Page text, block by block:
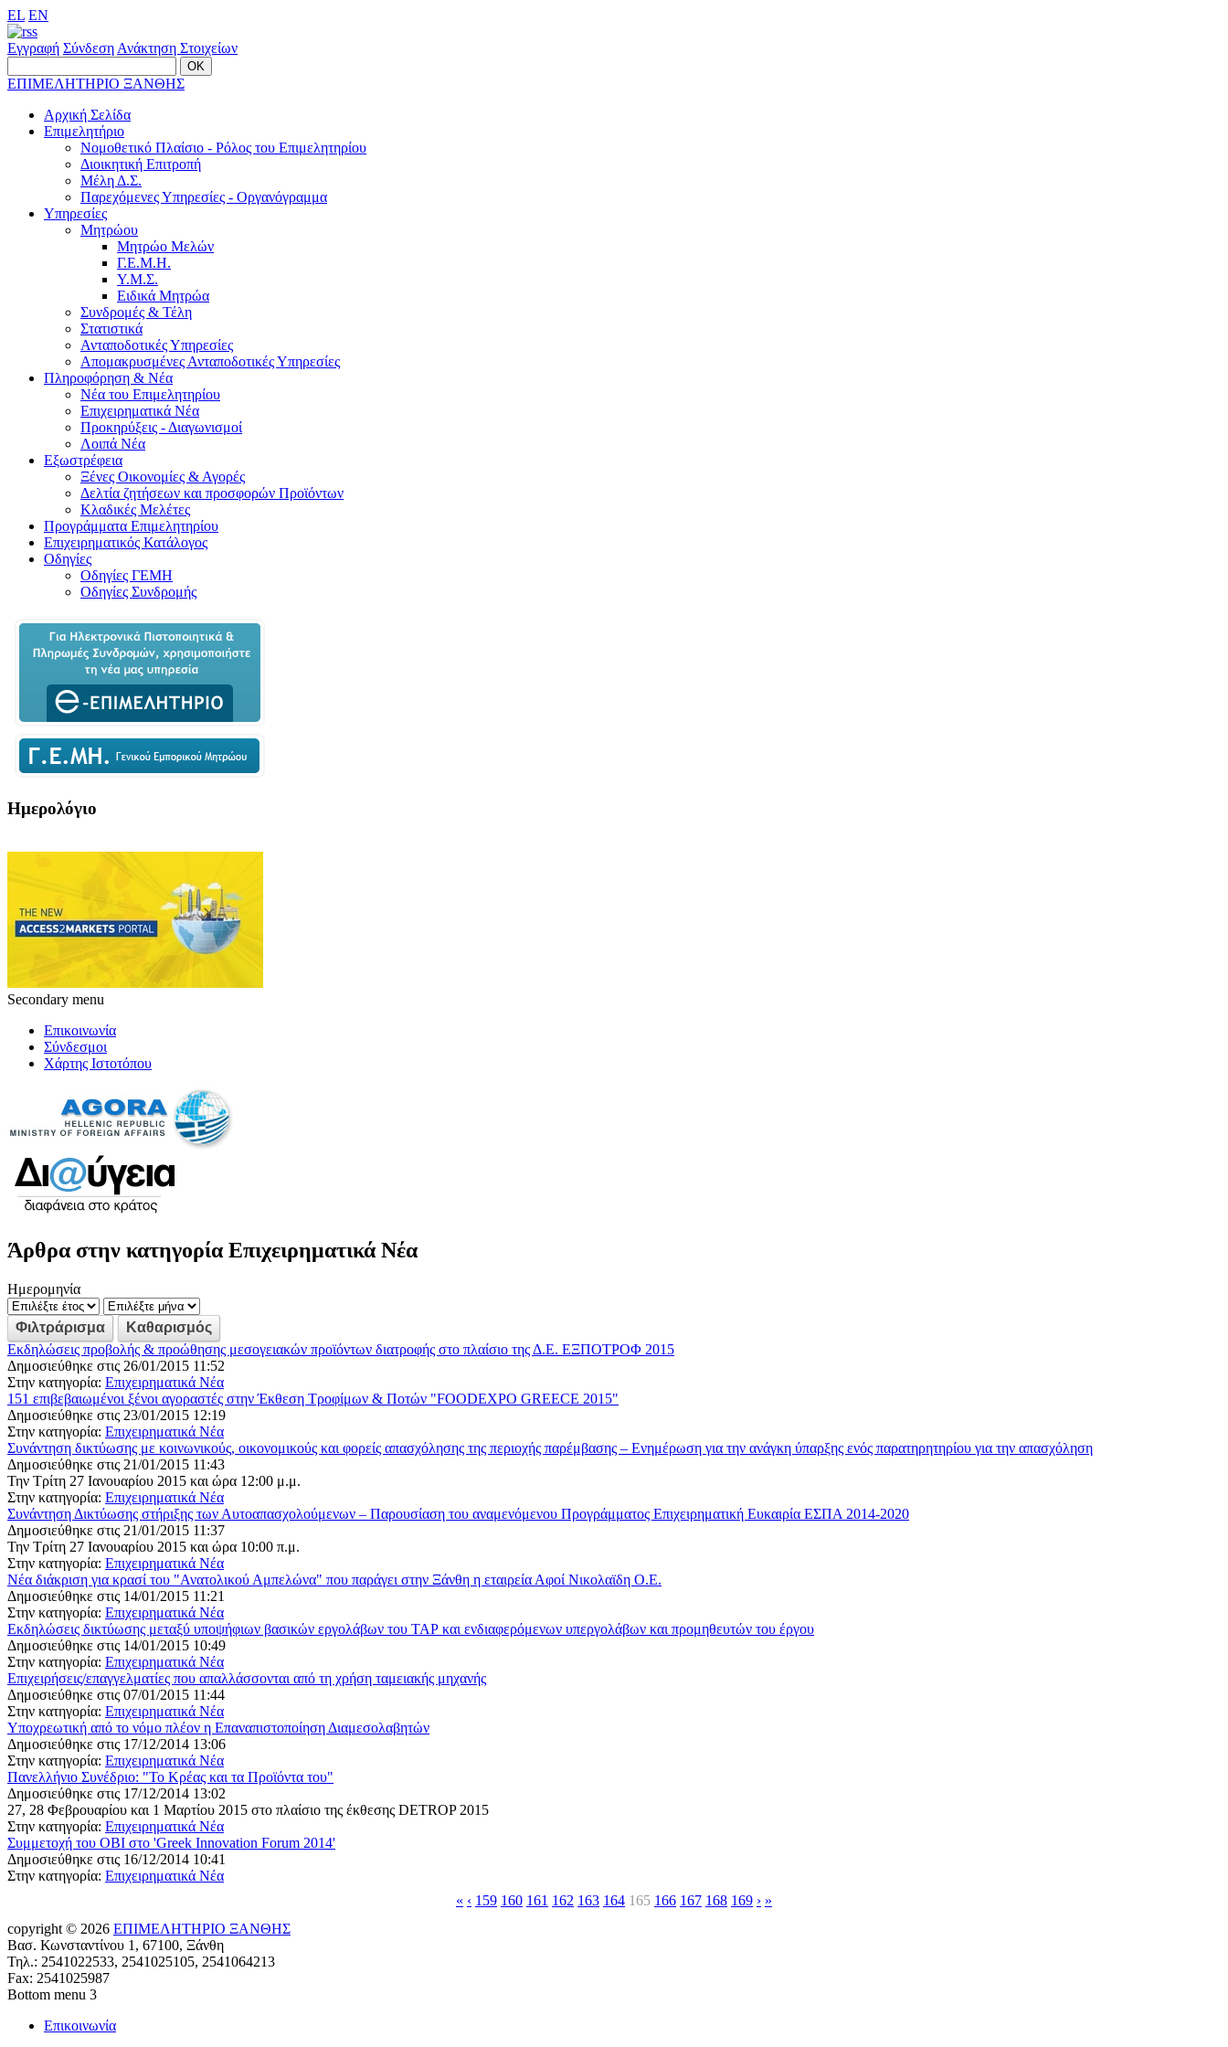
EL EN
Εγγραφή Σύνδεση Ανάκτηση Στοιχείων
ΕΠΙΜΕΛΗΤΗΡΙΟ ΞΑΝΘΗΣ
Αρχική Σελίδα
Επιμελητήριο
Νομοθετικό Πλαίσιο - Ρόλος του Επιμελητηρίου
Διοικητική Επιτροπή
Μέλη Δ.Σ.
Παρεχόμενες Υπηρεσίες - Οργανόγραμμα
Υπηρεσίες
Μητρώου
Μητρώο Μελών
Γ.Ε.Μ.Η.
Υ.Μ.Σ.
Ειδικά Μητρώα
Συνδρομές & Τέλη
Στατιστικά
Ανταποδοτικές Υπηρεσίες
Απομακρυσμένες Ανταποδοτικές Υπηρεσίες
Πληροφόρηση & Νέα
Νέα του Επιμελητηρίου
Επιχειρηματικά Νέα
Προκηρύξεις - Διαγωνισμοί
Λοιπά Νέα
Εξωστρέφεια
Ξένες Οικονομίες & Αγορές
Δελτία ζητήσεων και προσφορών Προϊόντων
Κλαδικές Μελέτες
Προγράμματα Επιμελητηρίου
Επιχειρηματικός Κατάλογος
Οδηγίες
Οδηγίες ΓΕΜΗ
Οδηγίες Συνδρομής
Ημερολόγιο
Secondary menu
Επικοινωνία
Σύνδεσμοι
Χάρτης Ιστοτόπου
Άρθρα στην κατηγορία Επιχειρηματικά Νέα
Ημερομηνία
Εκδηλώσεις προβολής & προώθησης μεσογειακών προϊόντων διατροφής στο πλαίσιο της Δ.Ε. ΕΞΠΟΤΡΟΦ 2015
Δημοσιεύθηκε στις 26/01/2015 11:52
Στην κατηγορία: Επιχειρηματικά Νέα
151 επιβεβαιωμένοι ξένοι αγοραστές στην Έκθεση Τροφίμων & Ποτών "FOODEXPO GREECE 2015"
Δημοσιεύθηκε στις 23/01/2015 12:19
Στην κατηγορία: Επιχειρηματικά Νέα
Συνάντηση δικτύωσης με κοινωνικούς, οικονομικούς και φορείς απασχόλησης της περιοχής παρέμβασης – Ενημέρωση για την ανάγκη ύπαρξης ενός παρατηρητηρίου για την απασχόληση
Δημοσιεύθηκε στις 21/01/2015 11:43
Την Τρίτη 27 Ιανουαρίου 2015 και ώρα 12:00 μ.μ.
Στην κατηγορία: Επιχειρηματικά Νέα
Συνάντηση Δικτύωσης στήριξης των Αυτοαπασχολούμενων – Παρουσίαση του αναμενόμενου Προγράμματος Επιχειρηματική Ευκαιρία ΕΣΠΑ 2014-2020
Δημοσιεύθηκε στις 21/01/2015 11:37
Την Τρίτη 27 Ιανουαρίου 2015 και ώρα 10:00 π.μ.
Στην κατηγορία: Επιχειρηματικά Νέα
Νέα διάκριση για κρασί του "Ανατολικού Αμπελώνα" που παράγει στην Ξάνθη η εταιρεία Αφοί Νικολαϊδη Ο.Ε.
Δημοσιεύθηκε στις 14/01/2015 11:21
Στην κατηγορία: Επιχειρηματικά Νέα
Εκδηλώσεις δικτύωσης μεταξύ υποψήφιων βασικών εργολάβων του ΤΑΡ και ενδιαφερόμενων υπεργολάβων και προμηθευτών του έργου
Δημοσιεύθηκε στις 14/01/2015 10:49
Στην κατηγορία: Επιχειρηματικά Νέα
Επιχειρήσεις/επαγγελματίες που απαλλάσσονται από τη χρήση ταμειακής μηχανής
Δημοσιεύθηκε στις 07/01/2015 11:44
Στην κατηγορία: Επιχειρηματικά Νέα
Υποχρεωτική από το νόμο πλέον η Επαναπιστοποίηση Διαμεσολαβητών
Δημοσιεύθηκε στις 17/12/2014 13:06
Στην κατηγορία: Επιχειρηματικά Νέα
Πανελλήνιο Συνέδριο: "Το Κρέας και τα Προϊόντα του"
Δημοσιεύθηκε στις 17/12/2014 13:02
27, 28 Φεβρουαρίου και 1 Μαρτίου 2015 στο πλαίσιο της έκθεσης DETROP 2015
Στην κατηγορία: Επιχειρηματικά Νέα
Συμμετοχή του ΟΒΙ στο 'Greek Innovation Forum 2014'
Δημοσιεύθηκε στις 16/12/2014 10:41
Στην κατηγορία: Επιχειρηματικά Νέα
« ‹ 159 160 161 162 163 164 165 166 167 168 169 › »
copyright © 2026 ΕΠΙΜΕΛΗΤΗΡΙΟ ΞΑΝΘΗΣ
Βασ. Κωνσταντίνου 1, 67100, Ξάνθη
Τηλ.: 2541022533, 2541025105, 2541064213
Fax: 2541025987
Bottom menu 3
Επικοινωνία